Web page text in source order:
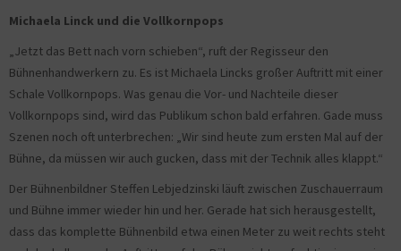
Michaela Linck und die Vollkornpops
„Jetzt das Bett nach vorn schieben“, ruft der Regisseur den
Bühnenhandwerkern zu. Es ist Michaela Lincks großer Auftritt mit einer
Schale Vollkornpops. Was genau die Vor- und Nachteile dieser
Vollkornpops sind, wird das Publikum schon bald erfahren. Gade muss
Szenen noch oft unterbrechen: „Wir sind heute zum ersten Mal auf der
Bühne, da müssen wir auch gucken, dass mit der Technik alles klappt.“
Der Bühnenbildner Steffen Lebjedzinski läuft zwischen Zuschauerraum
und Bühne immer wieder hin und her. Gerade hat sich herausgestellt,
dass das komplette Bühnenbild etwa einen Meter zu weit rechts steht